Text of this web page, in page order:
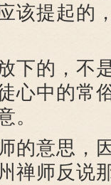
该提起的
的，不
心中的常
。
意思，
禅师反说